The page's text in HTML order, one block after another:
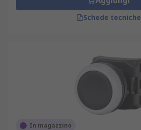
Schede tecniche
In magazzino